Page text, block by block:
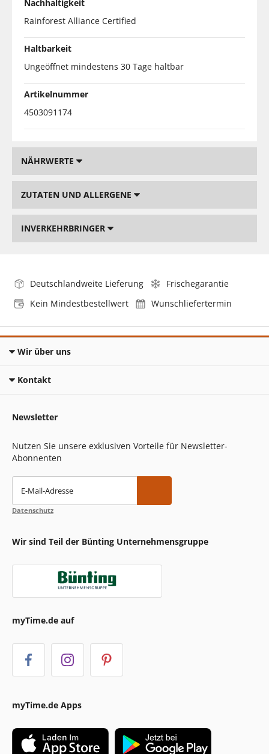
Nachhaltigkeit
Rainforest Alliance Certified
Haltbarkeit
Ungeöffnet mindestens 30 Tage haltbar
Artikelnummer
4503091174
NÄHRWERTE
ZUTATEN UND ALLERGENE
INVERKEHRBRINGER
Deutschlandweite Lieferung
Frischegarantie
Kein Mindestbestellwert
Wunschliefertermin
Wir über uns
Kontakt
Newsletter
Nutzen Sie unsere exklusiven Vorteile für Newsletter-
Abonnenten
E-Mail-Adresse
Datenschutz
Wir sind Teil der Bünting Unternehmensgruppe
myTime.de auf
myTime.de Apps